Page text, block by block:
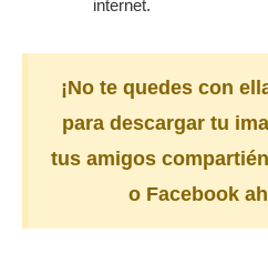
internet.
¡No te quedes con
para descargar tu
tus amigos
o Facebook